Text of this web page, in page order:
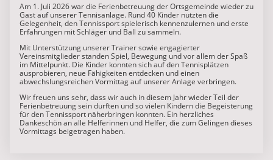
Am 1. Juli 2026 war die Ferienbetreuung der Ortsgemeinde wieder zu
Gast auf unserer Tennisanlage. Rund 40 Kinder nutzten die
Gelegenheit, den Tennissport spielerisch kennenzulernen und erste
Erfahrungen mit Schläger und Ball zu sammeln.
Mit Unterstützung unserer Trainer sowie engagierter
Vereinsmitglieder standen Spiel, Bewegung und vor allem der Spaß
im Mittelpunkt. Die Kinder konnten sich auf den Tennisplätzen
ausprobieren, neue Fähigkeiten entdecken und einen
abwechslungsreichen Vormittag auf unserer Anlage verbringen.
Wir freuen uns sehr, dass wir auch in diesem Jahr wieder Teil der
Ferienbetreuung sein durften und so vielen Kindern die Begeisterung
für den Tennissport näherbringen konnten. Ein herzliches
Dankeschön an alle Helferinnen und Helfer, die zum Gelingen dieses
Vormittags beigetragen haben.